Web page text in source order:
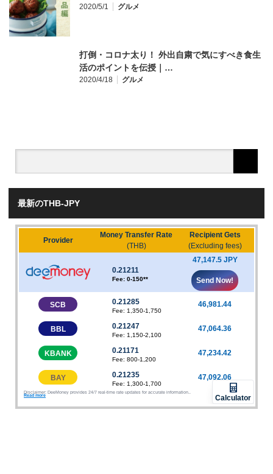
2020/5/1 グルメ
打倒・コロナ太り！ 外出自粛で気にすべき食生
活のポイントを伝授｜…
2020/4/18 グルメ
最新のTHB-JPY